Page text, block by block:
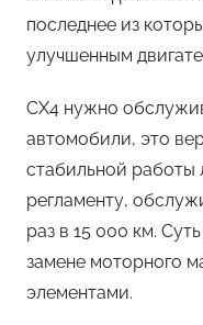
последнее из
улучшенным
CX4 нужно
автомобили, это
стабильной работы
регламенту,
раз в 15 000 км.
замене моторного
элементами.